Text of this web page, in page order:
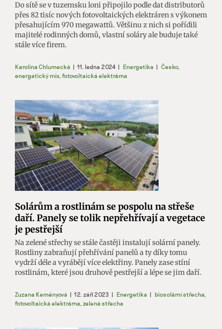
Do sítě se v tuzemsku loni připojilo podle dat distributorů
přes 82 tisíc nových fotovoltaických elektráren s výkonem
přesahujícím 970 megawattů. Většinu z nich si pořídili
majitelé rodinných domů, vlastní soláry ale buduje také
stále více firem.
Karolína Chlumecká | 11. ledna 2024 | Energetika | Česko,
energetický mix, fotovoltaická elektrárna
Solárům a rostlinám se pospolu na střeše
daří. Panely se tolik nepřehřívají a vegetace
je pestřejší
Na zelené střechy se stále častěji instalují solární panely.
Rostliny zabraňují přehřívání panelů a ty díky tomu
vydrží déle a vyrábějí více elektřiny. Panely zase stíní
rostlinám, které jsou druhově pestřejší a lépe se jim daří.
Zuzana Keményová | 12. září 2023 | Energetika | biosolární střecha,
fotovoltaická elektrárna, zelená střecha